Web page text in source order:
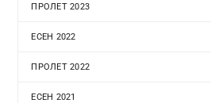
ПРОЛЕТ 2023
ЕСЕН 2022
ПРОЛЕТ 2022
ЕСЕН 2021